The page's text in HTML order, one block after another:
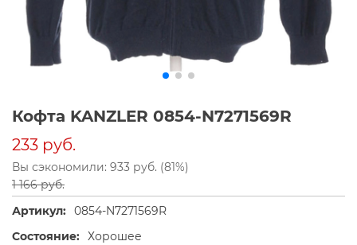
Кофта KANZLER 0854-N7271569R
233 руб.
Вы сэкономили: 933 руб. (81%)
1 166 руб.
Артикул: 0854-N7271569R
Состояние: Хорошее